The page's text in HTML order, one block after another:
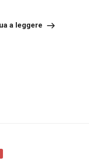
a leggere